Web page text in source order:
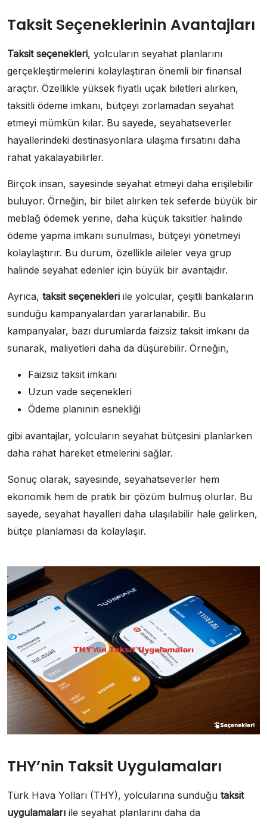
Taksit Seçeneklerinin Avantajları
Taksit seçenekleri, yolcuların seyahat planlarını
gerçekleştirmelerini kolaylaştıran önemli bir finansal
araçtır. Özellikle yüksek fiyatlı uçak biletleri alırken,
taksitli ödeme imkanı, bütçeyi zorlamadan seyahat
etmeyi mümkün kılar. Bu sayede, seyahatseverler
hayallerindeki destinasyonlara ulaşma fırsatını daha
rahat yakalayabilirler.
Birçok insan, sayesinde seyahat etmeyi daha erişilebilir
buluyor. Örneğin, bir bilet alırken tek seferde büyük bir
meblağ ödemek yerine, daha küçük taksitler halinde
ödeme yapma imkanı sunulması, bütçeyi yönetmeyi
kolaylaştırır. Bu durum, özellikle aileler veya grup
halinde seyahat edenler için büyük bir avantajdır.
Ayrıca, taksit seçenekleri ile yolcular, çeşitli bankaların
sunduğu kampanyalardan yararlanabilir. Bu
kampanyalar, bazı durumlarda faizsiz taksit imkanı da
sunarak, maliyetleri daha da düşürebilir. Örneğin,
Faizsiz taksit imkanı
Uzun vade seçenekleri
Ödeme planının esnekliği
gibi avantajlar, yolcuların seyahat bütçesini planlarken
daha rahat hareket etmelerini sağlar.
Sonuç olarak, sayesinde, seyahatseverler hem
ekonomik hem de pratik bir çözüm bulmuş olurlar. Bu
sayede, seyahat hayalleri daha ulaşılabilir hale gelirken,
bütçe planlaması da kolaylaşır.
THY’nin Taksit Uygulamaları
Türk Hava Yolları (THY), yolcularına sunduğu taksit
uygulamaları ile seyahat planlarını daha da